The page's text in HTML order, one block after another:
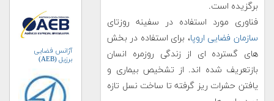
برگزیده است.
فناوری مورد استفاده در سفینه روزتای
سازمان فضایی اروپا، برای استفاده در بخش
های گسترده ای از زندگی روزمره انسان
بازتعریف شده اند. از تشخیص بیماری و
یافتن حشرات ریز گرفته تا ساخت نسل تازه
آژانس فضایی
برزیل (AEB)